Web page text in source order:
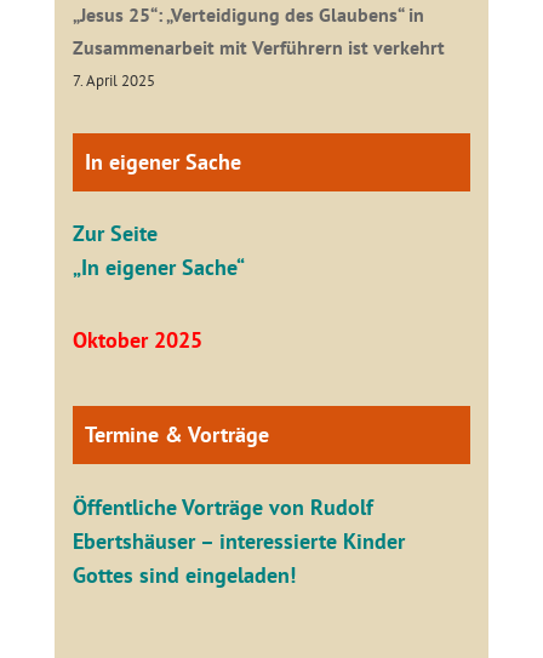
„Jesus 25“: „Verteidigung des Glaubens“ in
Zusammenarbeit mit Verführern ist verkehrt
7. April 2025
In eigener Sache
Zur Seite
„In eigener Sache“
Oktober 2025
Termine & Vorträge
Öffentliche Vorträge von Rudolf
Ebertshäuser – interessierte Kinder
Gottes sind eingeladen!